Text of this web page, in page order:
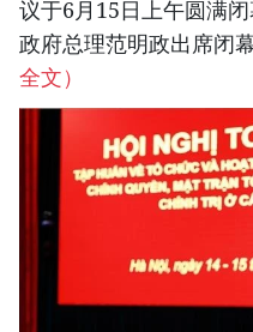
议于6月15日上午圆满闭
政府总理范明政出席闭
全文）